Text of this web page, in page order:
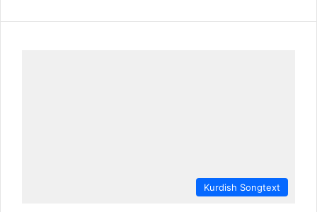
Kurdish Songtext